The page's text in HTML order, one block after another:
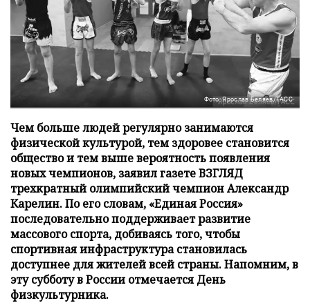
Фото: Ярослав Беляев/ТАСС
Чем больше людей регулярно занимаются
физической культурой, тем здоровее становится
общество и тем выше вероятность появления
новых чемпионов, заявил газете ВЗГЛЯД
трехкратный олимпийский чемпион Александр
Карелин. По его словам, «Единая Россия»
последовательно поддерживает развитие
массового спорта, добиваясь того, чтобы
спортивная инфраструктура становилась
доступнее для жителей всей страны. Напомним, в
эту субботу в России отмечается День
физкультурника.